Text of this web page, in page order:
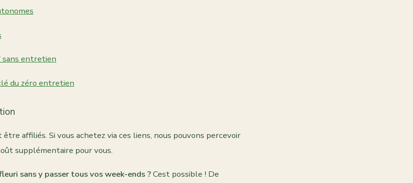
sans entretien
du zéro entretien
affiliés. Si vous achetez via ces liens, nous pouvons percevoir
supplémentaire pour vous.
sans y passer tous vos week-ends ?Cest possible ! De